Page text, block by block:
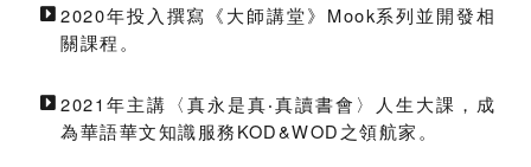
2020年投入撰寫《大師講堂》Mook系列並開發相
關課程。
2021年主講〈真永是真‧真讀書會〉人生大課，成
為華語華文知識服務KOD&WOD之領航家。